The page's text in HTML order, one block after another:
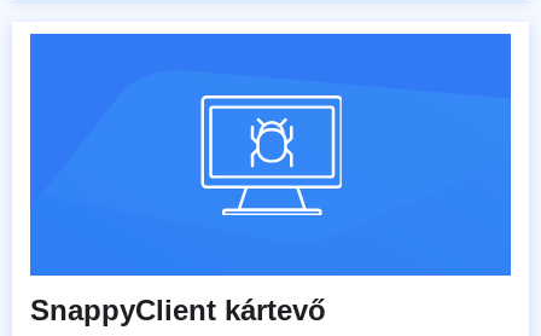
SnappyClient kártevő